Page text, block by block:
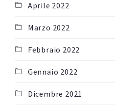
Aprile 2022
Marzo 2022
Febbraio 2022
Gennaio 2022
Dicembre 2021